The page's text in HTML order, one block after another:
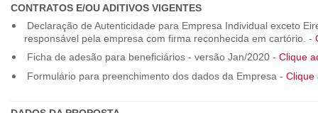
CONTRATOS E/OU ADITIVOS VIGENTES
Declaração de Autenticidade para Empresa Individual exceto
responsável pela empresa com firma reconhecida em cartório. -
Ficha de adesão para beneficiários - versão Jan/2020 - Clique
Formulário para preenchimento dos dados da Empresa - Clique